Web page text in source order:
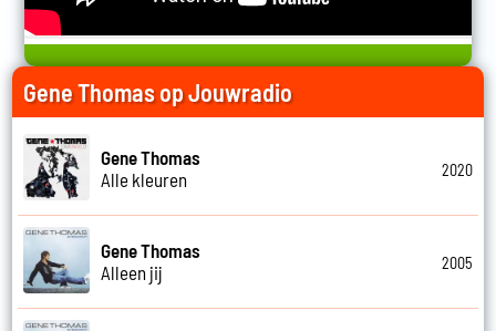
Gene Thomas op Jouwradio
Gene Thomas
Alle kleuren
2020
Gene Thomas
Alleen jij
2005